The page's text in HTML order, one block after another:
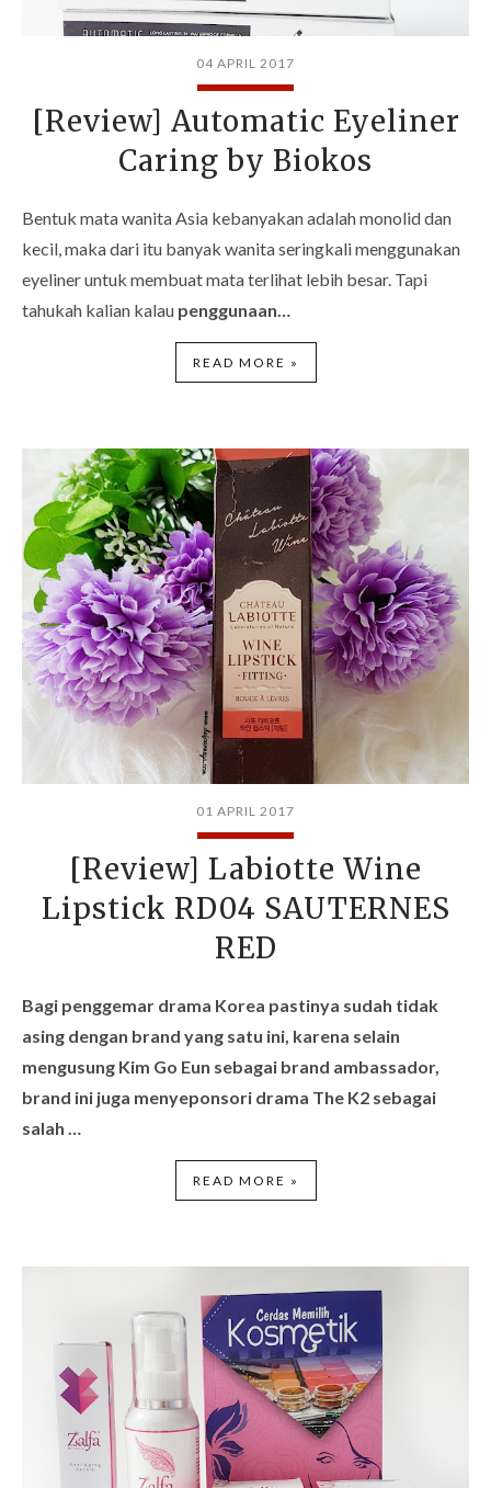
04 APRIL 2017
[Review] Automatic Eyeliner
Caring by Biokos
Bentuk mata wanita Asia kebanyakan adalah monolid dan
kecil, maka dari itu banyak wanita seringkali menggunakan
eyeliner untuk membuat mata terlihat lebih besar. Tapi
tahukah kalian kalau penggunaan…
READ MORE »
01 APRIL 2017
[Review] Labiotte Wine
Lipstick RD04 SAUTERNES
RED
Bagi penggemar drama Korea pastinya sudah tidak
asing dengan brand yang satu ini, karena selain
mengusung Kim Go Eun sebagai brand ambassador,
brand ini juga menyeponsori drama The K2 sebagai
salah …
READ MORE »